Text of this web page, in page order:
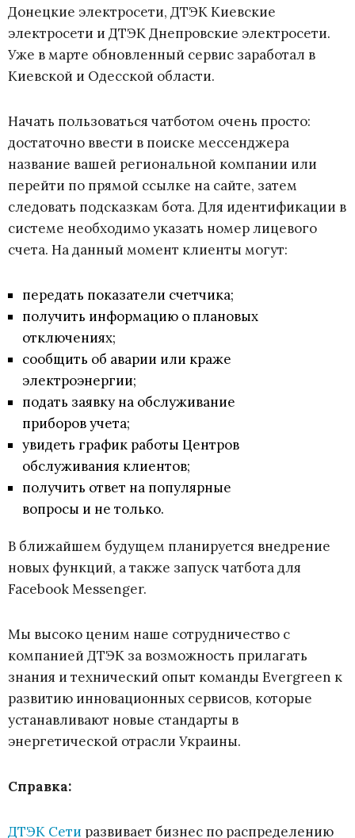
Донецкие электросети, ДТЭК Киевские
электросети и ДТЭК Днепровские электросети.
Уже в марте обновленный сервис заработал в
Киевской и Одесской области.
Начать пользоваться чатботом очень просто:
достаточно ввести в поиске мессенджера
название вашей региональной компании или
перейти по прямой ссылке на сайте, затем
следовать подсказкам бота. Для идентификации в
системе необходимо указать номер лицевого
счета. На данный момент клиенты могут:
передать показатели счетчика;
получить информацию о плановых
отключениях;
сообщить об аварии или краже
электроэнергии;
подать заявку на обслуживание
приборов учета;
увидеть график работы Центров
обслуживания клиентов;
получить ответ на популярные
вопросы и не только.
В ближайшем будущем планируется внедрение
новых функций, а также запуск чатбота для
Facebook Messenger.
Мы высоко ценим наше сотрудничество с
компанией ДТЭК за возможность прилагать
знания и технический опыт команды Evergreen к
развитию инновационных сервисов, которые
устанавливают новые стандарты в
энергетической отрасли Украины.
Справка:
ДТЭК Сети развивает бизнес по распределению